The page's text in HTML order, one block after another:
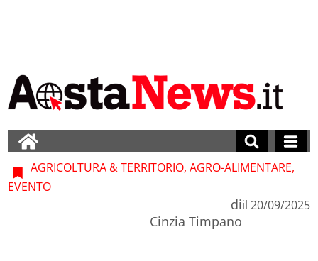
AGRICOLTURA & TERRITORIO, AGRO-ALIMENTARE,
EVENTO
di
Cinzia Timpano
il 20/09/2025